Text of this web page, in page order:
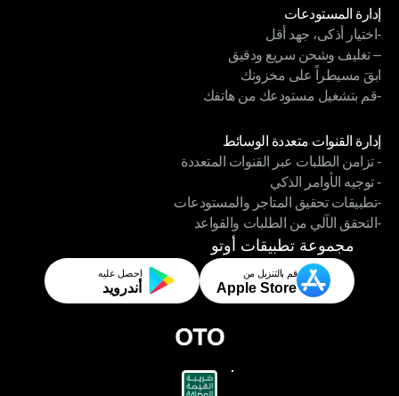
إدارة المستودعات
إدارة المستودعات
-اختيار أذكى، جهد أقل
-اختيار أذكى، جهد أقل
– تغليف وشحن سريع ودقيق
– تغليف وشحن سريع ودقيق
ابقَ مسيطراً على مخزونك
ابقَ مسيطراً على مخزونك
-قم بتشغيل مستودعك من هاتفك
إدارة القنوات متعددة الوسائط
إدارة القنوات متعددة الوسائط
- تزامن الطلبات عبر القنوات المتعددة
- تزامن الطلبات عبر القنوات المتعددة
- توجيه الأوامر الذكي
- توجيه الأوامر الذكي
-تطبيقات تحقيق المتاجر والمستودعات
-تطبيقات تحقيق المتاجر والمستودعات
-التحقق الآلي من الطلبات والقواعد
-التحقق الآلي من الطلبات والقواعد
مجموعة تطبيقات أوتو
قم بالتنزيل من
Apple Store
احصل عليه
أندرويد